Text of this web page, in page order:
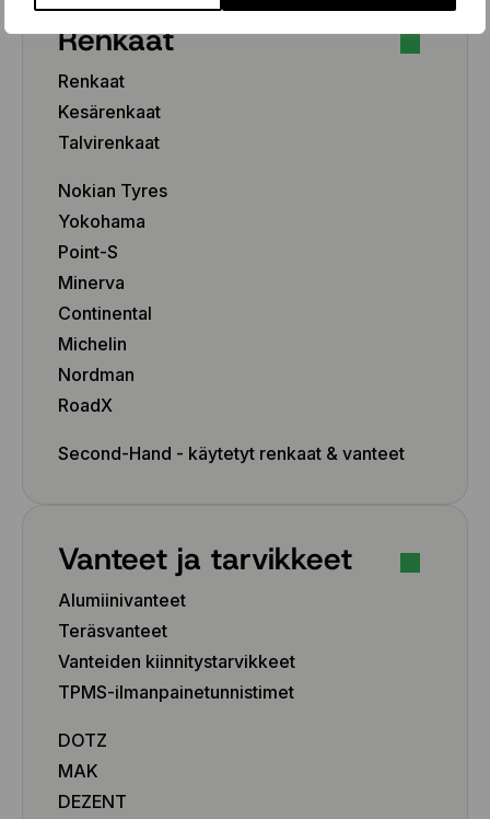
Renkaat
Renkaat
Kesärenkaat
Talvirenkaat
Nokian Tyres
Yokohama
Point-S
Minerva
Continental
Michelin
Nordman
RoadX
Second-Hand - käytetyt renkaat & vanteet
Vanteet ja tarvikkeet
Alumiinivanteet
Teräsvanteet
Vanteiden kiinnitystarvikkeet
TPMS-ilmanpainetunnistimet
DOTZ
MAK
DEZENT